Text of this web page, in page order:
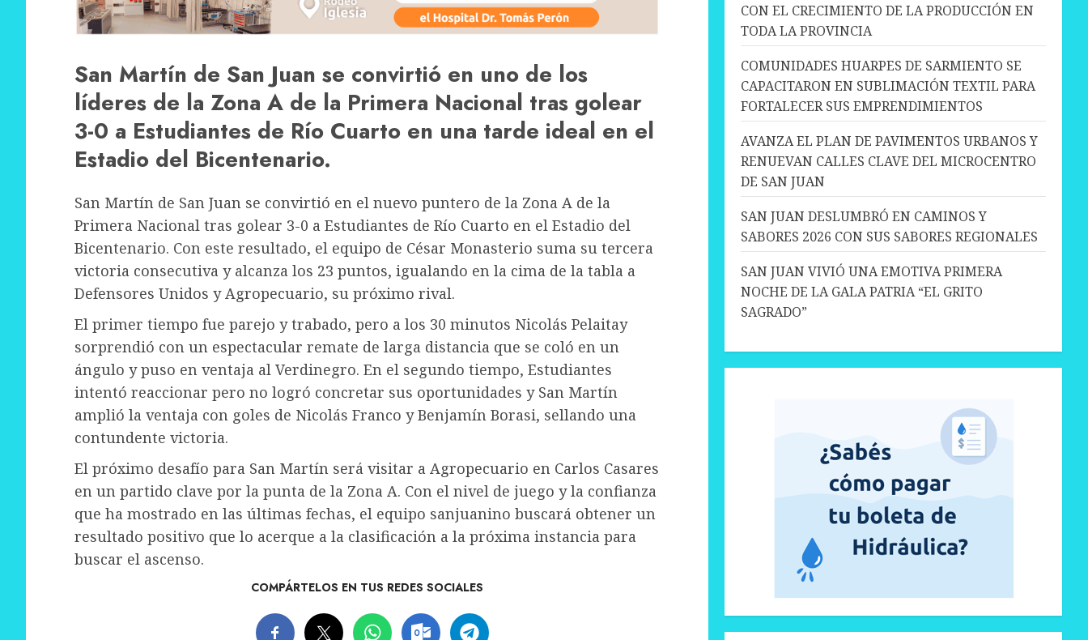
San Martín de San Juan se convirtió en uno de los
líderes de la Zona A de la Primera Nacional tras golear
3-0 a Estudiantes de Río Cuarto en una tarde ideal en el
Estadio del Bicentenario.
San Martín de San Juan se convirtió en el nuevo puntero de la Zona A de la
Primera Nacional tras golear 3-0 a Estudiantes de Río Cuarto en el Estadio del
Bicentenario. Con este resultado, el equipo de César Monasterio suma su tercera
victoria consecutiva y alcanza los 23 puntos, igualando en la cima de la tabla a
Defensores Unidos y Agropecuario, su próximo rival.
El primer tiempo fue parejo y trabado, pero a los 30 minutos Nicolás Pelaitay
sorprendió con un espectacular remate de larga distancia que se coló en un
ángulo y puso en ventaja al Verdinegro. En el segundo tiempo, Estudiantes
intentó reaccionar pero no logró concretar sus oportunidades y San Martín
amplió la ventaja con goles de Nicolás Franco y Benjamín Borasi, sellando una
contundente victoria.
El próximo desafío para San Martín será visitar a Agropecuario en Carlos Casares
en un partido clave por la punta de la Zona A. Con el nivel de juego y la confianza
que ha mostrado en las últimas fechas, el equipo sanjuanino buscará obtener un
resultado positivo que lo acerque a la clasificación a la próxima instancia para
buscar el ascenso.
COMPÁRTELOS EN TUS REDES SOCIALES
CON EL CRECIMIENTO DE LA PRODUCCIÓN EN
TODA LA PROVINCIA
COMUNIDADES HUARPES DE SARMIENTO SE
CAPACITARON EN SUBLIMACIÓN TEXTIL PARA
FORTALECER SUS EMPRENDIMIENTOS
AVANZA EL PLAN DE PAVIMENTOS URBANOS Y
RENUEVAN CALLES CLAVE DEL MICROCENTRO
DE SAN JUAN
SAN JUAN DESLUMBRÓ EN CAMINOS Y
SABORES 2026 CON SUS SABORES REGIONALES
SAN JUAN VIVIÓ UNA EMOTIVA PRIMERA
NOCHE DE LA GALA PATRIA “EL GRITO
SAGRADO”